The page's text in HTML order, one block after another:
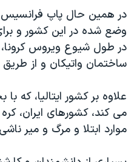
در همین حال پاپ
وضع شده در این کشور و
در طول شیوع ویروس
ساختمان واتیکان و از طریق
علاوه بر کشور ایتالیا، که
می کند، کشورهای ایران،
موارد ابتلا و مرگ و میر ناشی از